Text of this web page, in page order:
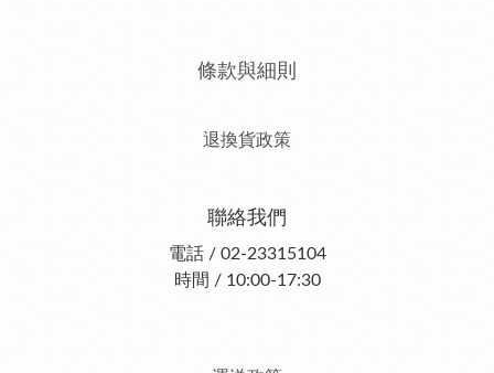
條款與細則
退換貨政策
聯絡我們
電話 / 02-23315104
時間 / 10:00-17:30